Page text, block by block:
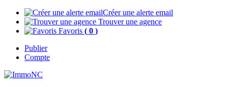
Créer une alerte email
Trouver une agence
Favoris ( 0 )
Publier
Compte